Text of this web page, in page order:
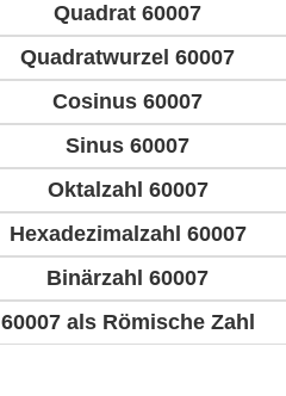
Quadrat 60007
Quadratwurzel 60007
Cosinus 60007
Sinus 60007
Oktalzahl 60007
Hexadezimalzahl 60007
Binärzahl 60007
60007 als Römische Zahl